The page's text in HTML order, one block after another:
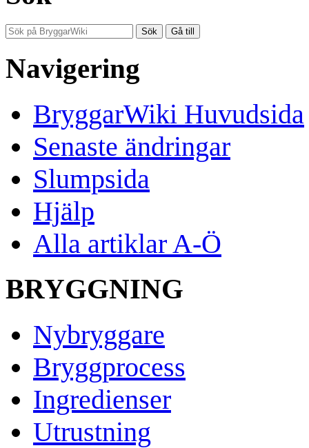
Navigering
BryggarWiki Huvudsida
Senaste ändringar
Slumpsida
Hjälp
Alla artiklar A-Ö
BRYGGNING
Nybryggare
Bryggprocess
Ingredienser
Utrustning